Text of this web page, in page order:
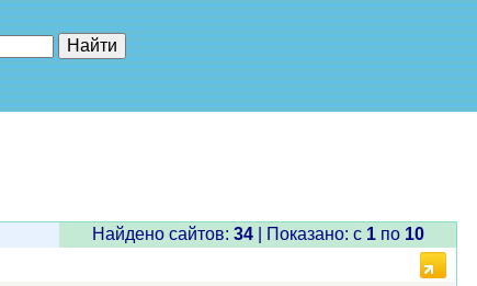
Найдено сайтов: 34| Показано: c 1по 10